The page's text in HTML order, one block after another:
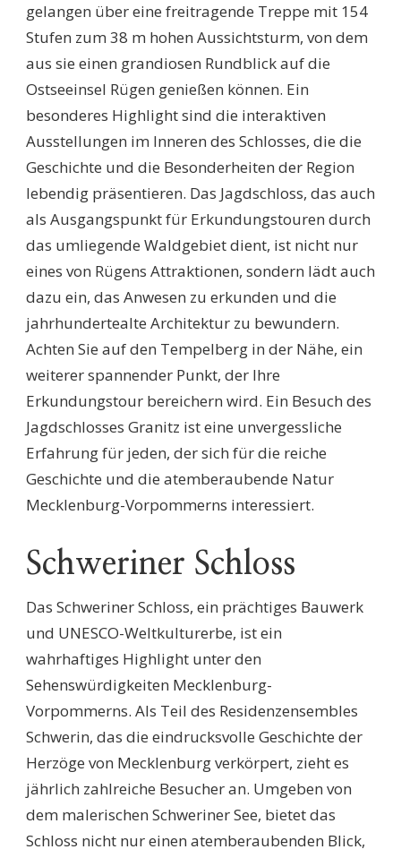
gelangen über eine freitragende Treppe mit 154
Stufen zum 38 m hohen Aussichtsturm, von dem
aus sie einen grandiosen Rundblick auf die
Ostseeinsel Rügen genießen können. Ein
besonderes Highlight sind die interaktiven
Ausstellungen im Inneren des Schlosses, die die
Geschichte und die Besonderheiten der Region
lebendig präsentieren. Das Jagdschloss, das auch
als Ausgangspunkt für Erkundungstouren durch
das umliegende Waldgebiet dient, ist nicht nur
eines von Rügens Attraktionen, sondern lädt auch
dazu ein, das Anwesen zu erkunden und die
jahrhundertealte Architektur zu bewundern.
Achten Sie auf den Tempelberg in der Nähe, ein
weiterer spannender Punkt, der Ihre
Erkundungstour bereichern wird. Ein Besuch des
Jagdschlosses Granitz ist eine unvergessliche
Erfahrung für jeden, der sich für die reiche
Geschichte und die atemberaubende Natur
Mecklenburg-Vorpommerns interessiert.
Schweriner Schloss
Das Schweriner Schloss, ein prächtiges Bauwerk
und UNESCO-Weltkulturerbe, ist ein
wahrhaftiges Highlight unter den
Sehenswürdigkeiten Mecklenburg-
Vorpommerns. Als Teil des Residenzensembles
Schwerin, das die eindrucksvolle Geschichte der
Herzöge von Mecklenburg verkörpert, zieht es
jährlich zahlreiche Besucher an. Umgeben von
dem malerischen Schweriner See, bietet das
Schloss nicht nur einen atemberaubenden Blick,